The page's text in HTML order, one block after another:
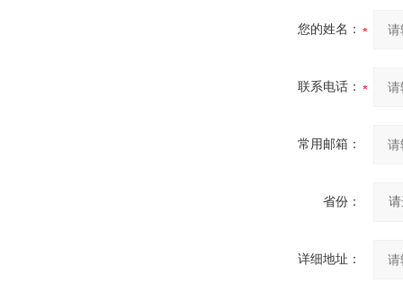
您的姓名：
联系电话：
常用邮箱：
省份：
详细地址：